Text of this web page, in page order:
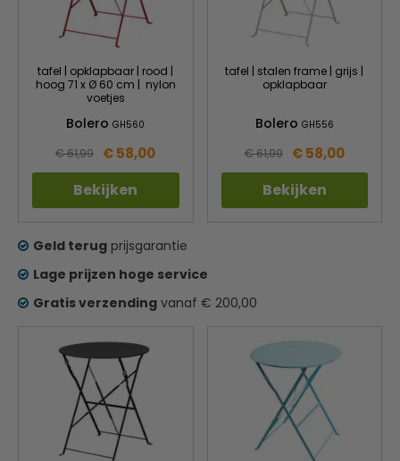
tafel | opklapbaar | rood |
hoog 71 x Ø 60 cm | nylon
voetjes
BoleroGH560
€ 61,99 € 58,00
Bekijken
tafel | stalen frame | grijs |
opklapbaar
Bolero GH556
€ 61,99 € 58,00
Bekijken
Geld terug prijsgarantie
Lage prijzen hoge service
Gratis verzending vanaf € 200,00